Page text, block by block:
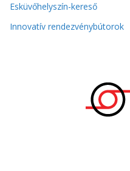
Esküvőhelyszín-kereső
Innovatív rendezvénybútorok